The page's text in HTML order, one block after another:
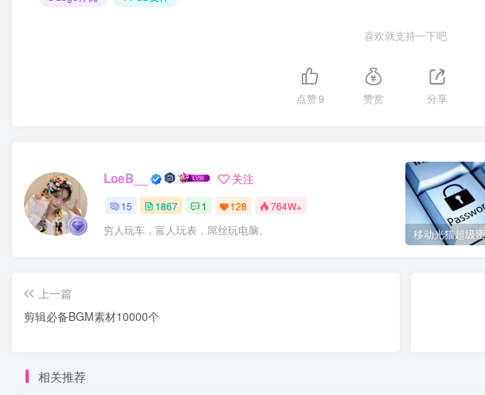
喜欢就支持一下吧
点赞9 赞赏 分享
LoeB__ 关注
15 1867 1 128 764W+
穷人玩车，富人玩表，屌丝玩电脑。
上一篇
剪辑必备BGM素材10000个
相关推荐